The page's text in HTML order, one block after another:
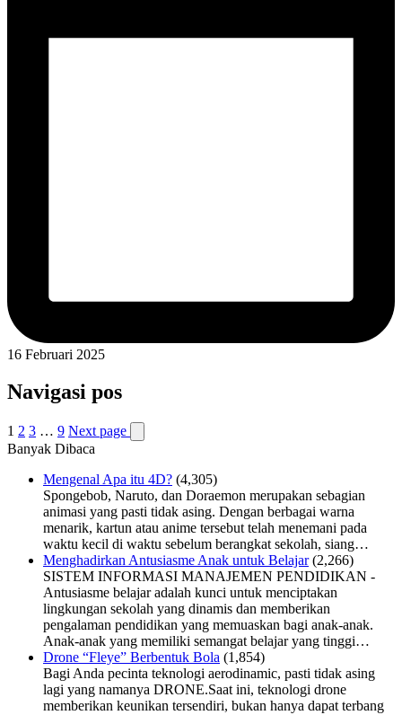
16 Februari 2025
Navigasi pos
1 2 3 … 9 Next page
Banyak Dibaca
Mengenal Apa itu 4D? (4,305)
Spongebob, Naruto, dan Doraemon merupakan sebagian
animasi yang pasti tidak asing. Dengan berbagai warna
menarik, kartun atau anime tersebut telah menemani pada
waktu kecil di waktu sebelum berangkat sekolah, siang…
Menghadirkan Antusiasme Anak untuk Belajar (2,266)
SISTEM INFORMASI MANAJEMEN PENDIDIKAN -
Antusiasme belajar adalah kunci untuk menciptakan
lingkungan sekolah yang dinamis dan memberikan
pengalaman pendidikan yang memuaskan bagi anak-anak.
Anak-anak yang memiliki semangat belajar yang tinggi…
Drone “Fleye” Berbentuk Bola (1,854)
Bagi Anda pecinta teknologi aerodinamic, pasti tidak asing
lagi yang namanya DRONE.Saat ini, teknologi drone
memberikan keunikan tersendiri, bukan hanya dapat terbang